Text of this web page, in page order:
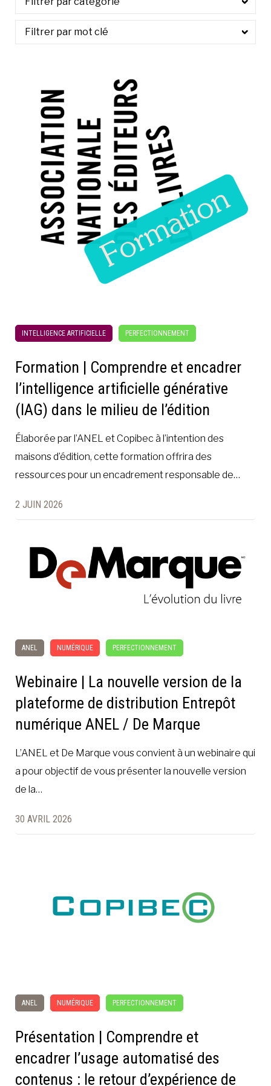
À LA POINTE DE LA PROFESSION
INTELLIGENCE ARTIFICIELLE PERFECTIONNEMENT
Formation | Comprendre et encadrer
l’intelligence artificielle générative
(IAG) dans le milieu de l’édition
Élaborée par l’ANEL et Copibec à l’intention des
maisons d’édition, cette formation offrira des
ressources pour un encadrement responsable de…
2 JUIN 2026
ANEL NUMÉRIQUE PERFECTIONNEMENT
Webinaire | La nouvelle version de la
plateforme de distribution Entrepôt
numérique ANEL / De Marque
L’ANEL et De Marque vous convient à un webinaire qui
a pour objectif de vous présenter la nouvelle version
de la…
30 AVRIL 2026
ANEL NUMÉRIQUE PERFECTIONNEMENT
Présentation | Comprendre et
encadrer l’usage automatisé des
contenus : le retour d’expérience de